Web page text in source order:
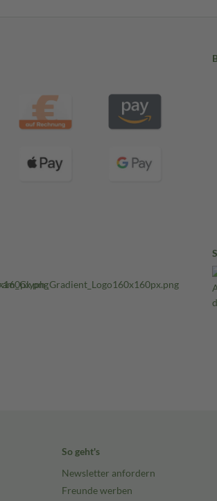
So geht's
Newsletter anfordern
Freunde werben